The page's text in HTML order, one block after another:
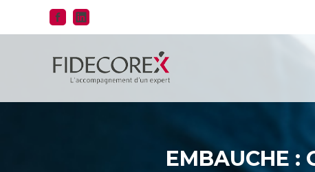
au
EMBAUCHE :